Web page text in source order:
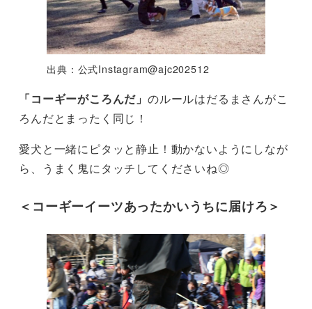
出典：公式Instagram@ajc202512
「コーギーがころんだ」 のルールはだるまさんがこ
ろんだとまったく同じ！
愛犬と一緒にピタッと静止！動かないようにしなが
ら、うまく鬼にタッチしてくださいね◎
＜コーギーイーツあったかいうちに届けろ＞